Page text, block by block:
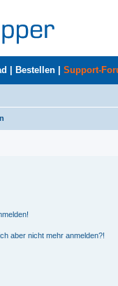
Bestellen Support-
aber nicht mehr anmelden?!